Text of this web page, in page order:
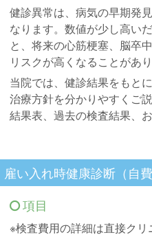
健診異常は、病気の早期発
なります。数値が少し高い
と、将来の心筋梗塞、脳卒
リスクが高くなることがあり
当院では、健診結果をもと
治療方針を分かりやすくご
結果表、過去の検査結果、
雇い入れ時健康診断（自費
項目
※検査費用の詳細は直接クリ